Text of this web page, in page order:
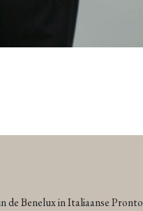
de Benelux in Italiaanse Pronto